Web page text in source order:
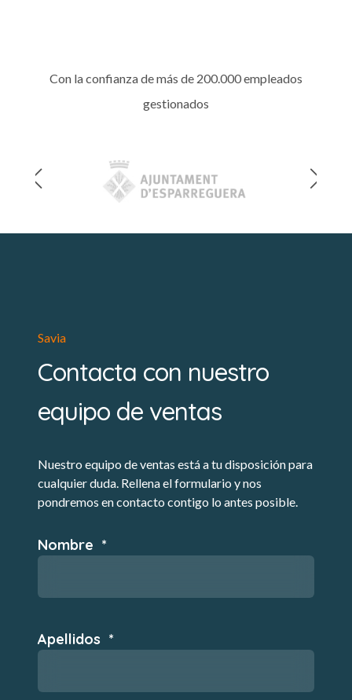
Con la confianza de más de 200.000 empleados
gestionados
Savia
Contacta con nuestro
equipo de ventas
Nuestro equipo de ventas está a tu disposición para
cualquier duda. Rellena el formulario y nos
pondremos en contacto contigo lo antes posible.
Nombre *
Apellidos *